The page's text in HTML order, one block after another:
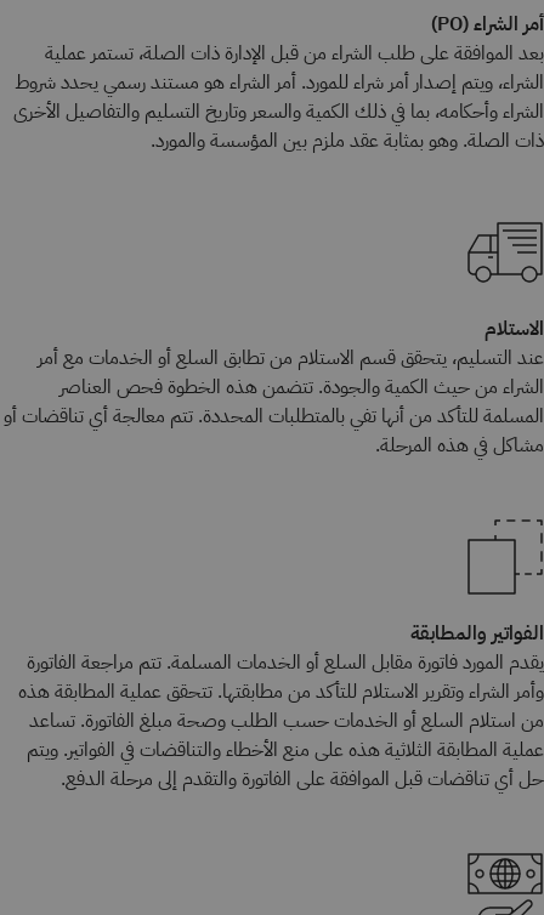
أمر الشراء (PO)
بعد الموافقة على طلب الشراء من قبل الإدارة ذات الصلة، تستمر عملية
الشراء، ويتم إصدار أمر شراء للمورد. أمر الشراء هو مستند رسمي يحدد شروط
الشراء وأحكامه، بما في ذلك الكمية والسعر وتاريخ التسليم والتفاصيل الأخرى
ذات الصلة. وهو بمثابة عقد ملزم بين المؤسسة والمورد.
الاستلام
عند التسليم، يتحقق قسم الاستلام من تطابق السلع أو الخدمات مع أمر
الشراء من حيث الكمية والجودة. تتضمن هذه الخطوة فحص العناصر
المسلمة للتأكد من أنها تفي بالمتطلبات المحددة. تتم معالجة أي تناقضات أو
مشاكل في هذه المرحلة.
الفواتير والمطابقة
يقدم المورد فاتورة مقابل السلع أو الخدمات المسلمة. تتم مراجعة الفاتورة
وأمر الشراء وتقرير الاستلام للتأكد من مطابقتها. تتحقق عملية المطابقة هذه
من استلام السلع أو الخدمات حسب الطلب وصحة مبلغ الفاتورة. تساعد
عملية المطابقة الثلاثية هذه على منع الأخطاء والتناقضات في الفواتير. ويتم
حل أي تناقضات قبل الموافقة على الفاتورة والتقدم إلى مرحلة الدفع.